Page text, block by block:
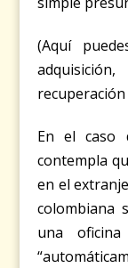
(Aquí
En el caso
contempla
en el
colombiana
una